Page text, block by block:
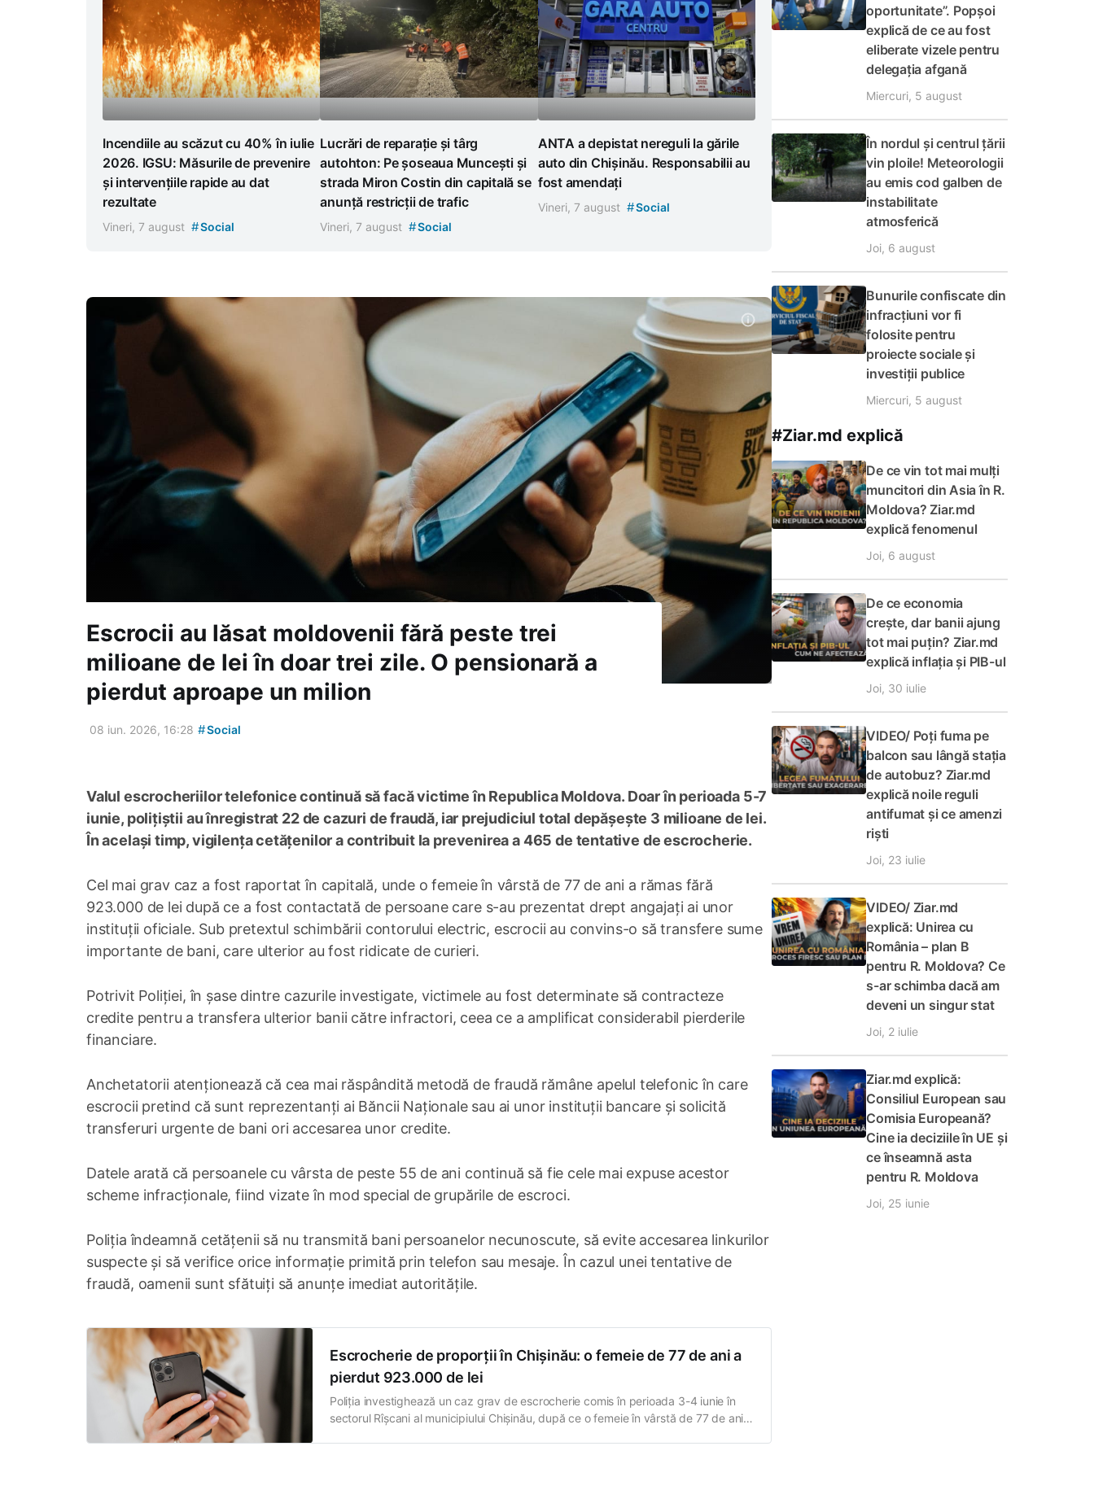
Incendiile au scăzut cu 40% în iulie
2026. IGSU: Măsurile de prevenire
și intervențiile rapide au dat
rezultate
Vineri, 7 august #Social
Lucrări de reparație și târg
autohton: Pe șoseaua Muncești și
strada Miron Costin din capitală se
anunță restricții de trafic
Vineri, 7 august #Social
ANTA a depistat nereguli la gările
auto din Chișinău. Responsabilii au
fost amendați
Vineri, 7 august #Social
Escrocii au lăsat moldovenii fără peste trei
milioane de lei în doar trei zile. O pensionară a
pierdut aproape un milion
08 iun. 2026, 16:28 #Social
Valul escrocheriilor telefonice continuă să facă victime în Republica Moldova. Doar în perioada 5-7
iunie, polițiștii au înregistrat 22 de cazuri de fraudă, iar prejudiciul total depășește 3 milioane de lei.
În același timp, vigilența cetățenilor a contribuit la prevenirea a 465 de tentative de escrocherie.
Cel mai grav caz a fost raportat în capitală, unde o femeie în vârstă de 77 de ani a rămas fără
923.000 de lei după ce a fost contactată de persoane care s-au prezentat drept angajați ai unor
instituții oficiale. Sub pretextul schimbării contorului electric, escrocii au convins-o să transfere sume
importante de bani, care ulterior au fost ridicate de curieri.
Potrivit Poliției, în șase dintre cazurile investigate, victimele au fost determinate să contracteze
credite pentru a transfera ulterior banii către infractori, ceea ce a amplificat considerabil pierderile
financiare.
Anchetatorii atenționează că cea mai răspândită metodă de fraudă rămâne apelul telefonic în care
escrocii pretind că sunt reprezentanți ai Băncii Naționale sau ai unor instituții bancare și solicită
transferuri urgente de bani ori accesarea unor credite.
Datele arată că persoanele cu vârsta de peste 55 de ani continuă să fie cele mai expuse acestor
scheme infracționale, fiind vizate în mod special de grupările de escroci.
Poliția îndeamnă cetățenii să nu transmită bani persoanelor necunoscute, să evite accesarea linkurilor
suspecte și să verifice orice informație primită prin telefon sau mesaje. În cazul unei tentative de
fraudă, oamenii sunt sfătuiți să anunțe imediat autoritățile.
Escrocherie de proporții în Chișinău: o femeie de 77 de ani a
pierdut 923.000 de lei
Poliția investighează un caz grav de escrocherie comis în perioada 3-4 iunie în
sectorul Rîșcani al municipiului Chișinău, după ce o femeie în vârstă de 77 de ani a
oportunitate”. Popșoi
explică de ce au fost
eliberate vizele pentru
delegația afgană
Miercuri, 5 august
În nordul și centrul țării
vin ploile! Meteorologii
au emis cod galben de
instabilitate
atmosferică
Joi, 6 august
Bunurile confiscate din
infracțiuni vor fi
folosite pentru
proiecte sociale și
investiții publice
Miercuri, 5 august
#Ziar.md explică
De ce vin tot mai mulți
muncitori din Asia în R.
Moldova? Ziar.md
explică fenomenul
Joi, 6 august
De ce economia
crește, dar banii ajung
tot mai puțin? Ziar.md
explică inflația și PIB-ul
Joi, 30 iulie
VIDEO/ Poți fuma pe
balcon sau lângă stația
de autobuz? Ziar.md
explică noile reguli
antifumat și ce amenzi
riști
Joi, 23 iulie
VIDEO/ Ziar.md
explică: Unirea cu
România – plan B
pentru R. Moldova? Ce
s-ar schimba dacă am
deveni un singur stat
Joi, 2 iulie
Ziar.md explică:
Consiliul European sau
Comisia Europeană?
Cine ia deciziile în UE și
ce înseamnă asta
pentru R. Moldova
Joi, 25 iunie